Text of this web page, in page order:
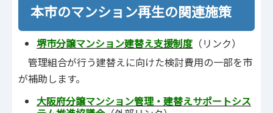
本市のマンション再生の関連施策
堺市分譲マンション建替え支援制度 （リンク）
管理組合が行う建替えに向けた検討費用の一部を市
が補助します。
大阪府分譲マンション管理・建替えサポートシス